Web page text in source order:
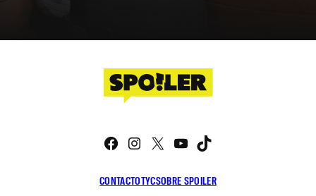
CONTACTOTYCSOBRE SPOILER
Facebook
Instagram
X YouTube